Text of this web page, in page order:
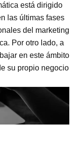
está dirigido
las últimas fases
del marketing
Por otro lado, a
en este ámbito
su propio negocio